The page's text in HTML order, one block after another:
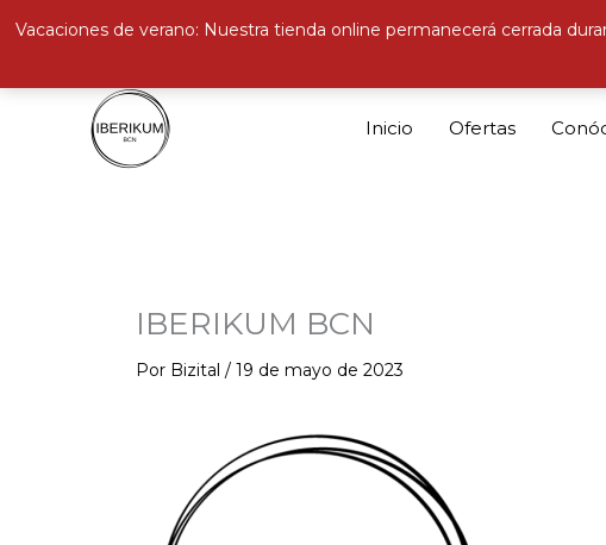
Vacaciones de verano: Nuestra tienda online permanecerá cerrada
Inicio Ofertas
IBERIKUM BCN
Por Bizital / 19 de mayo de 2023